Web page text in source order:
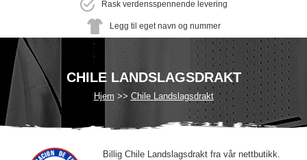
Rask verdensspennende levering
Legg til eget navn og nummer
CHILE LANDSLAGSDRAKT
Hjem Chile Landslagsdrakt
Billig Chile Landslagsdrakt fra vår nettbutikk.